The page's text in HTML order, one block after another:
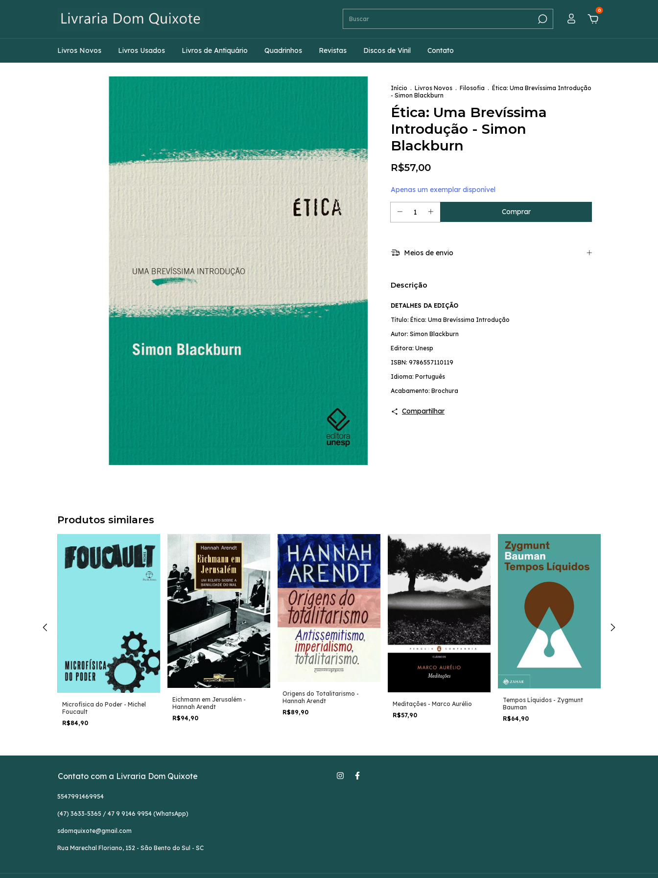
0
Livros Novos Livros Usados Livros de Antiquário Quadrinhos Revistas Discos de Vinil Contato
Início . Livros Novos . Filosofia . Ética: Uma Brevíssima Introdução
- Simon Blackburn
Ética: Uma Brevíssima
Introdução - Simon
Blackburn
R$57,00
Apenas um exemplar disponível
Meios de envio
Descrição
DETALHES DA EDIÇÃO
Título: Ética: Uma Brevíssima Introdução
Autor: Simon Blackburn
Editora: Unesp
ISBN: 9786557110119
Idioma: Português
Acabamento: Brochura
Compartilhar
Produtos similares
Microfísica do Poder - Michel
Foucault
R$84,90
Eichmann em Jerusalém -
Hannah Arendt
R$94,90
Origens do Totalitarismo -
Hannah Arendt
R$89,90
Meditações - Marco Aurélio
R$57,90
Tempos Líquidos - Zygmunt
Bauman
R$64,90
Contato com a Livraria Dom Quixote
5547991469954
(47) 3633-5365 / 47 9 9146 9954 (WhatsApp)
sdomquixote@gmail.com
Rua Marechal Floriano, 152 - São Bento do Sul - SC